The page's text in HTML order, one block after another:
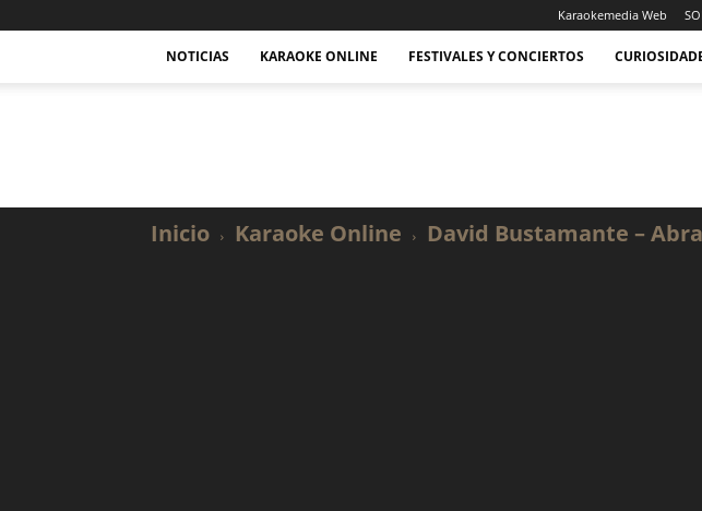
Karaokemedia Web
NOTICIAS KARAOKE ONLINE FESTIVALES Y CONCIERTOS
Inicio Karaoke Online David Bustamante –